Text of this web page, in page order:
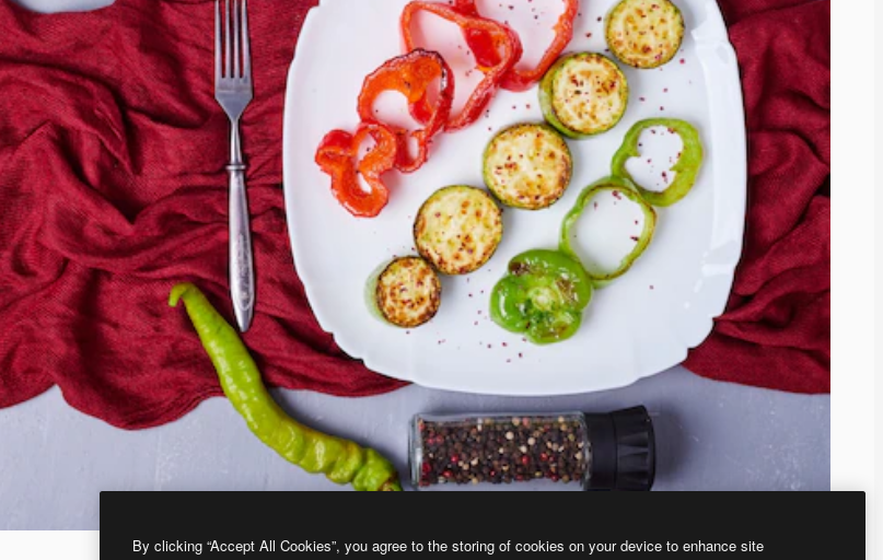
By clicking “Accept All Cookies”, you agree to the storing of cookies on your device to enhance site